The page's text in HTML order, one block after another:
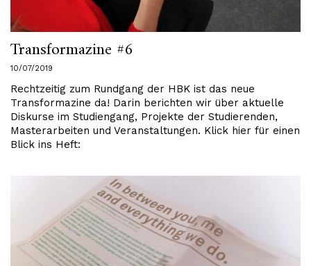
Transformazine #6
10/07/2019
Rechtzeitig zum Rundgang der HBK ist das neue
Transformazine da! Darin berichten wir über aktuelle
Diskurse im Studiengang, Projekte der Studierenden,
Masterarbeiten und Veranstaltungen. Klick hier für einen
Blick ins Heft: